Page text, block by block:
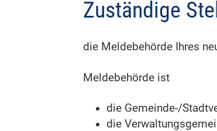
Zuständige
die Meldebehörde Ihres
Meldebehörde ist
die Gemeinde-/
die